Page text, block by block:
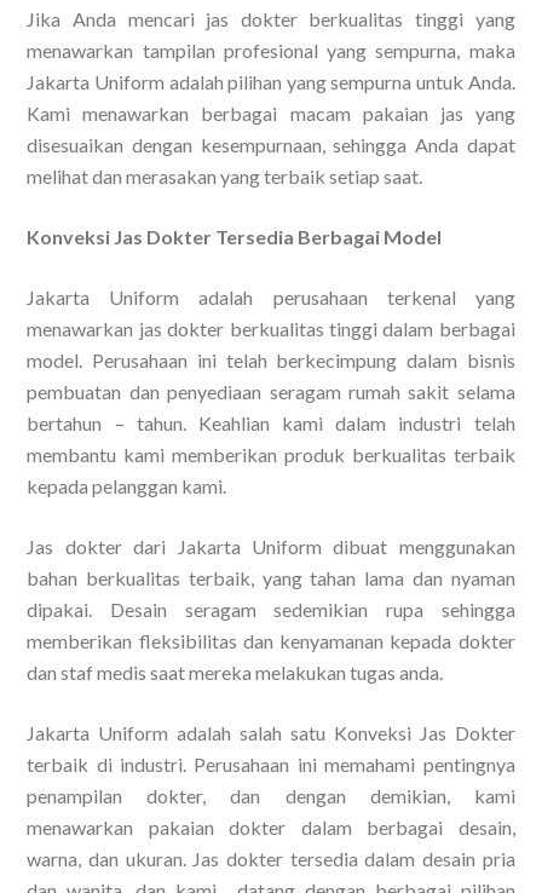
Jika Anda mencari jas dokter berkualitas tinggi yang
menawarkan tampilan profesional yang sempurna, maka
Jakarta Uniform adalah pilihan yang sempurna untuk Anda.
Kami menawarkan berbagai macam pakaian jas yang
disesuaikan dengan kesempurnaan, sehingga Anda dapat
melihat dan merasakan yang terbaik setiap saat.
Konveksi Jas Dokter Tersedia Berbagai Model
Jakarta Uniform adalah perusahaan terkenal yang
menawarkan jas dokter berkualitas tinggi dalam berbagai
model. Perusahaan ini telah berkecimpung dalam bisnis
pembuatan dan penyediaan seragam rumah sakit selama
bertahun – tahun. Keahlian kami dalam industri telah
membantu kami memberikan produk berkualitas terbaik
kepada pelanggan kami.
Jas dokter dari Jakarta Uniform dibuat menggunakan
bahan berkualitas terbaik, yang tahan lama dan nyaman
dipakai. Desain seragam sedemikian rupa sehingga
memberikan fleksibilitas dan kenyamanan kepada dokter
dan staf medis saat mereka melakukan tugas anda.
Jakarta Uniform adalah salah satu Konveksi Jas Dokter
terbaik di industri. Perusahaan ini memahami pentingnya
penampilan dokter, dan dengan demikian, kami
menawarkan pakaian dokter dalam berbagai desain,
warna, dan ukuran. Jas dokter tersedia dalam desain pria